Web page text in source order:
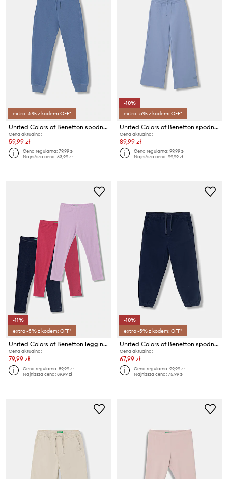
extra -5% z kodem: OFF*
United Colors of Benetton spodnie dresowe bawełniane dziecięce
Cena aktualna:
59,99 zł
Cena regularna:79,99 zł
Najniższa cena:63,99 zł
-10%
extra -5% z kodem: OFF*
United Colors of Benetton spodnie wide leg dziecięce bawełniane
Cena aktualna:
89,99 zł
Cena regularna:99,99 zł
Najniższa cena:99,99 zł
-11%
extra -5% z kodem: OFF*
United Colors of Benetton legginsy dziecięce bawełniane z elastanem 3-pack
Cena aktualna:
79,99 zł
Cena regularna:89,99 zł
Najniższa cena:89,99 zł
-10%
extra -5% z kodem: OFF*
United Colors of Benetton spodnie dziecięce
Cena aktualna:
67,99 zł
Cena regularna:99,99 zł
Najniższa cena:75,99 zł